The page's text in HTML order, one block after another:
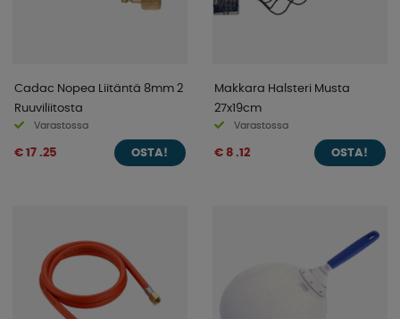
Cadac Nopea Liitäntä 8mm 2
Ruuviliitosta
Varastossa
€ 17 .25 OSTA!
Makkara Halsteri Musta
27x19cm
Varastossa
€ 8 .12 OSTA!